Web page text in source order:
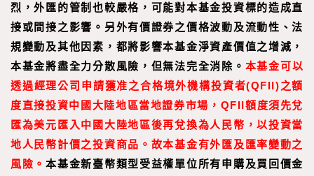
烈，外匯的管制也較嚴格，可能對本基金投資標的造成直
接或間接之影響。另外有價證券之價格波動及流動性、法
規變動及其他因素，都將影響本基金淨資產價值之增減，
本基金將盡全力分散風險，但無法完全消除。 本基金可以
透過經理公司申請獲准之合格境外機構投資者(QFII)之額
度直接投資中國大陸地區當地證券市場，QFII額度須先兌
匯為美元匯入中國大陸地區後再兌換為人民幣，以投資當
地人民幣計價之投資商品。故本基金有外匯及匯率變動之
風險。本基金新臺幣類型受益權單位所有申購及買回價金